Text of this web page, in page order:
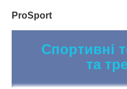
ProSport
Спортивні
та